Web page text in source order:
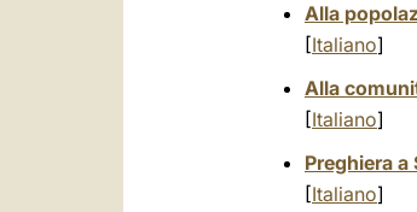
Alla
[Italiano]
Alla
[Italiano]
Preghiera a
[Italiano]